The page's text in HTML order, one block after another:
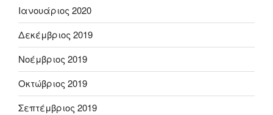
Ιανουάριος 2020
Δεκέμβριος 2019
Νοέμβριος 2019
Οκτώβριος 2019
Σεπτέμβριος 2019